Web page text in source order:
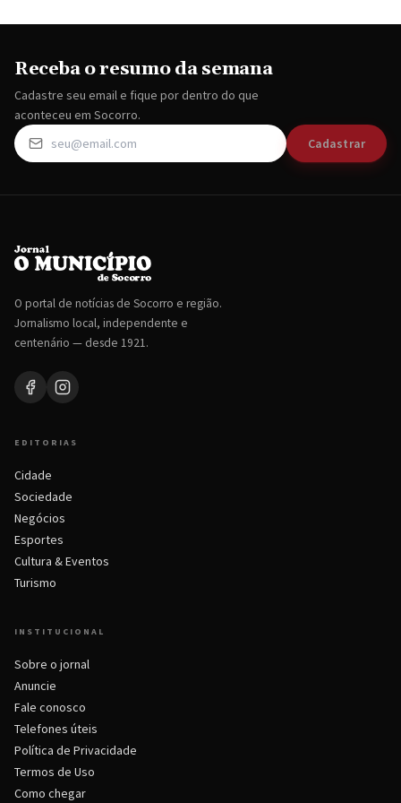
Receba o resumo da semana
Cadastre seu email e fique por dentro do que
aconteceu em Socorro.
Cadastrar
O portal de notícias de Socorro e região.
Jornalismo local, independente e
centenário — desde 1921.
EDITORIAS
Cidade
Sociedade
Negócios
Esportes
Cultura & Eventos
Turismo
INSTITUCIONAL
Sobre o jornal
Anuncie
Fale conosco
Telefones úteis
Política de Privacidade
Termos de Uso
Como chegar